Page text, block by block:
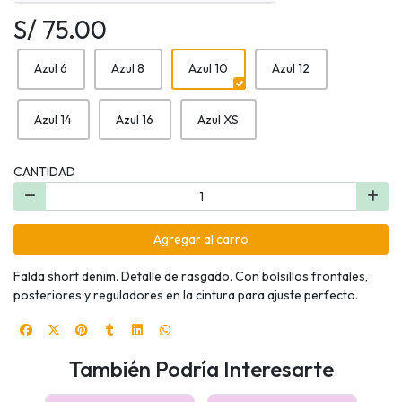
S/ 75.00
Azul 6 Azul 8 Azul 10 Azul 12
Azul 14 Azul 16 Azul XS
CANTIDAD
Agregar al carro
Falda short denim. Detalle de rasgado. Con bolsillos frontales,
posteriores y reguladores en la cintura para ajuste perfecto.
También Podría Interesarte